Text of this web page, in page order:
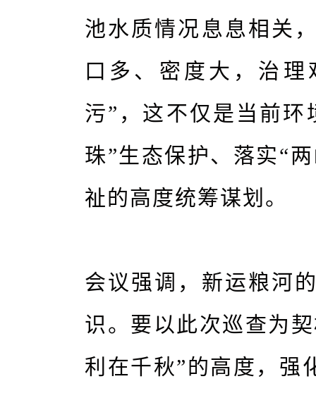
池水质情况息息相关
口多、密度大，治
污”，这不仅是当前
珠”生态保护、落实“
祉的高度统筹谋划。
会议强调，新运粮河
识。要以此次巡查为
利在千秋”的高度，强